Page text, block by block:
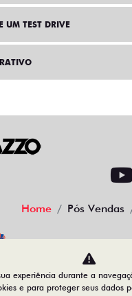
UM TEST DRIVE
Home Pós Vendas
experiência durante a
e para proteger seus dados